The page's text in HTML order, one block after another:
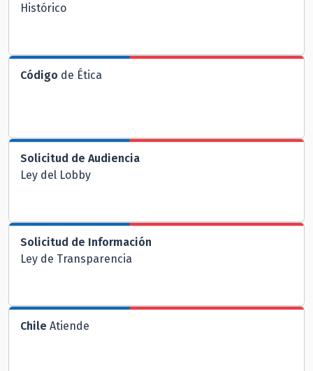
Histórico
Código de Ética
Solicitud de Audiencia
Ley del Lobby
Solicitud de Información
Ley de Transparencia
Chile Atiende